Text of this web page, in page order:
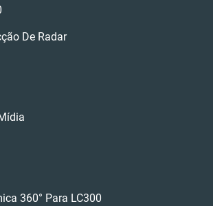
De Radar
360° Para LC300